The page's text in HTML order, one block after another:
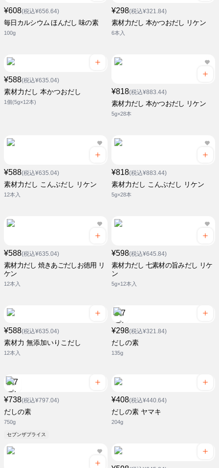
¥608(税込¥656.64)
毎日カルシウム ほんだし 味の素
100g
¥298(税込¥321.84)
素材力だし 本かつおだし リケン
6本入
¥588(税込¥635.04)
素材力だし 本かつおだし
1個(5g×12本)
¥818(税込¥883.44)
素材力だし 本かつおだし リケン
5g×28本
¥588(税込¥635.04)
素材力だし こんぶだし リケン
12本入
¥818(税込¥883.44)
素材力だし こんぶだし リケン
5g×28本
¥588(税込¥635.04)
素材力だし 焼きあごだしお徳用 リ
ケン
12本入
¥598(税込¥645.84)
素材力だし 七素材の旨みだし リケ
ン
5g×12本入
¥588(税込¥635.04)
素材力 無添加いりこだし
12本入
¥298(税込¥321.84)
だしの素
135g
¥738(税込¥797.04)
だしの素
750g
セブンザプライス
¥408(税込¥440.64)
だしの素 ヤマキ
204g